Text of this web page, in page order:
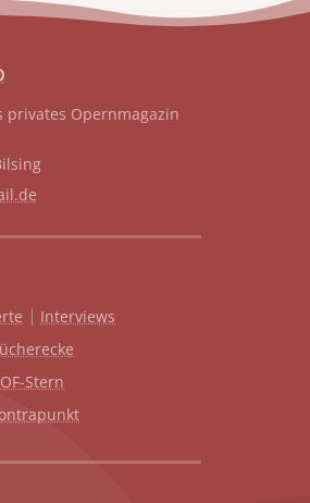
privates Opernmagazin
Interviews
Stern